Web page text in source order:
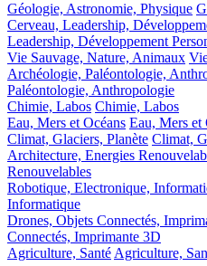
Géologie, Astronomie, Physique
Cerveau, Leadership,
Leadership, Développement
Vie Sauvage, Nature, Animaux
Archéologie, Paléontologie,
Paléontologie, Anthropologie
Chimie, Labos Chimie, Labos
Eau, Mers et Océans Eau, Mers et
Climat, Glaciers, Planète Climat,
Architecture, Energies
Renouvelables
Robotique, Electronique,
Informatique
Drones, Objets Connectés,
Connectés, Imprimante 3D
Agriculture, SantéAgriculture,